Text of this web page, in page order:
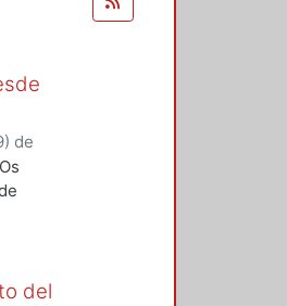
) de
del